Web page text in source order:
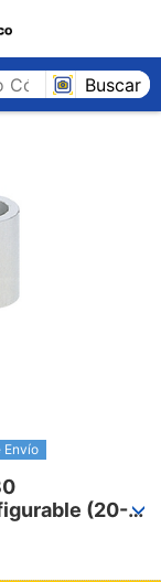
Buscar
Envío
(20-